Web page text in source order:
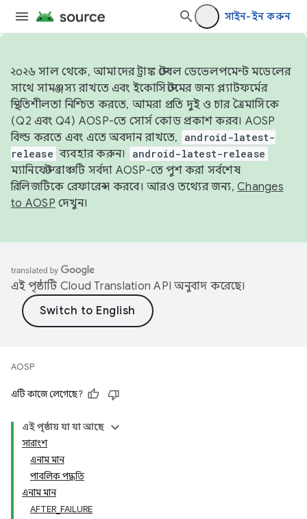
সাইন-ইন করুন
২০২৬ সাল থেকে, আমাদের ট্রাঙ্ক স্টেবল ডেভেলপমেন্ট মডেলের
সাথে সামঞ্জস্য রাখতে এবং ইকোসিস্টেমের জন্য প্ল্যাটফর্মের
স্থিতিশীলতা নিশ্চিত করতে, আমরা প্রতি দুই ও চার ত্রৈমাসিকে
(Q2 এবং Q4) AOSP-তে সোর্স কোড প্রকাশ করব। AOSP
বিল্ড করতে এবং এতে অবদান রাখতে,
android-latest-
release ব্যবহার করুন। android-latest-release
ম্যানিফেস্ট ব্রাঞ্চটি সর্বদা AOSP-তে পুশ করা সর্বশেষ
রিলিজটিকে রেফারেন্স করবে। আরও তথ্যের জন্য, Changes
to AOSP দেখুন।
এই পৃষ্ঠাটি Cloud Translation API অনুবাদ করেছে।
AOSP
এটি কাজে লেগেছে?
এই পৃষ্ঠায় যা যা আছে
সারাংশ
এনাম মান
পাবলিক পদ্ধতি
এনাম মান
AFTER_FAILURE